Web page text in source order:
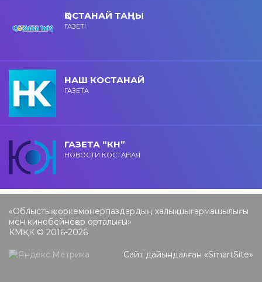
ҚОСТАНАЙ ТАҢЫ
ГАЗЕТІ
НАШ КОСТАНАЙ
ГАЗЕТА
ГАЗЕТА “КН”
НОВОСТИ КОСТАНАЯ
«Облыстық көркемөнерпаздардың халық шығармашылығы
мен кинобейнеқор орталығы»
КМҚК © 2016-2026
Сайт дайындалған «SmartSite»